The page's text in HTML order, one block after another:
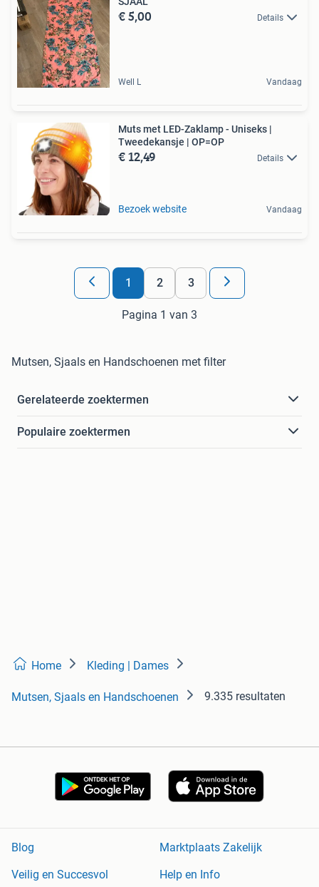
€ 5,00 Details
Well L Vandaag
Muts met LED-Zaklamp - Uniseks |
Tweedekansje | OP=OP
€ 12,49 Details
Bezoek website Vandaag
1 2 3
Pagina 1 van 3
Mutsen, Sjaals en Handschoenen met filter
Gerelateerde zoektermen
Populaire zoektermen
Home Kleding | Dames
Mutsen, Sjaals en Handschoenen 9.335 resultaten
Blog
Marktplaats Zakelijk
Veilig en Succesvol
Help en Info